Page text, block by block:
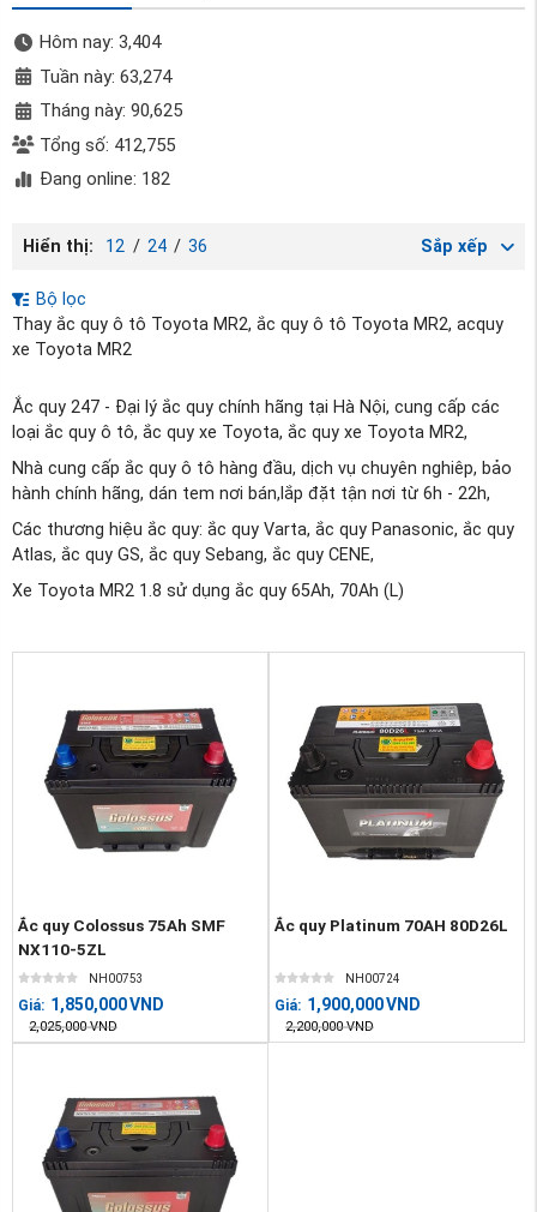
Hôm nay: 3,404
Tuần này: 63,274
Tháng này: 90,625
Tổng số: 412,755
Đang online: 182
Hiển thị: 12 / 24 / 36 Sắp xếp
Bộ lọc
Thay ắc quy ô tô Toyota MR2, ắc quy ô tô Toyota MR2, acquy
xe Toyota MR2
Ắc quy 247 - Đại lý ắc quy chính hãng tại Hà Nội, cung cấp các
loại ắc quy ô tô, ắc quy xe Toyota, ắc quy xe Toyota MR2,
Nhà cung cấp ắc quy ô tô hàng đầu, dịch vụ chuyên nghiêp, bảo
hành chính hãng, dán tem nơi bán,lắp đặt tận nơi từ 6h - 22h,
Các thương hiệu ắc quy: ắc quy Varta, ắc quy Panasonic, ắc quy
Atlas, ắc quy GS, ắc quy Sebang, ắc quy CENE,
Xe Toyota MR2 1.8 sử dụng ắc quy 65Ah, 70Ah (L)
Ắc quy Colossus 75Ah SMF
NX110-5ZL
NH00753
Giá: 1,850,000VND
2,025,000 VND
Ắc quy Platinum 70AH 80D26L
NH00724
Giá: 1,900,000VND
2,200,000 VND